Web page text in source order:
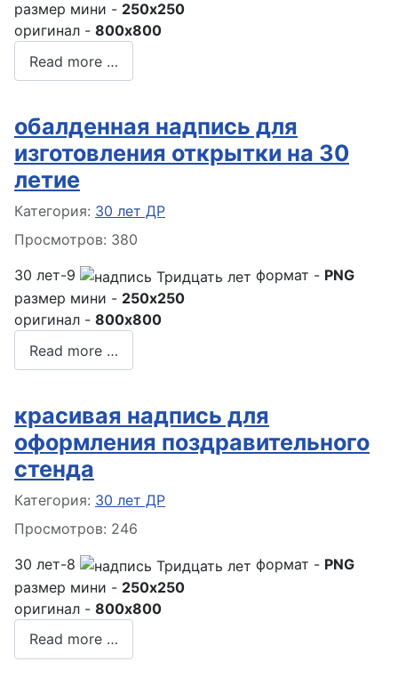
размер мини - 250x250
оригинал - 800x800
Read more …
обалденная надпись для
изготовления открытки на 30
летие
Информация о материале
Категория: 30 лет ДР
Просмотров: 380
30 лет-9
формат - PNG
размер мини - 250x250
оригинал - 800x800
Read more …
красивая надпись для
оформления поздравительного
стенда
Информация о материале
Категория: 30 лет ДР
Просмотров: 246
30 лет-8
формат - PNG
размер мини - 250x250
оригинал - 800x800
Read more …